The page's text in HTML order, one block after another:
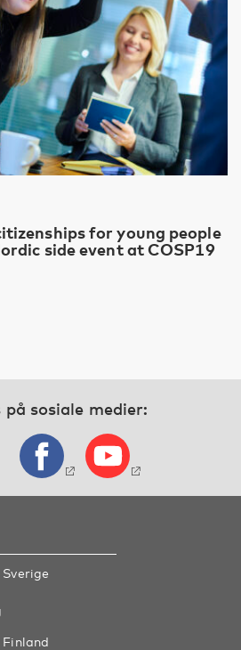
for young people
side event at COSP19
på sosiale medier: